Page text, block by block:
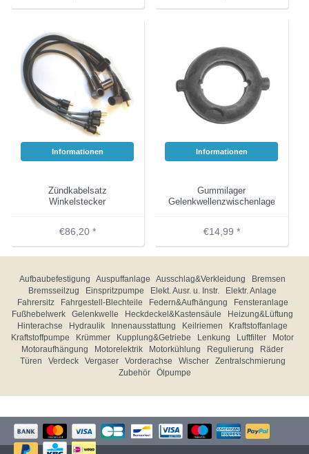
Informationen
Zündkabelsatz
Winkelstecker
€86,20 *
Informationen
Gummilager
Gelenkwellenzwischenlager
€14,99 *
Aufbaubefestigung Auspuffanlage Ausschlag&Verkleidung
Bremsen
Bremsseilzug
Einspritzpumpe Elekt. Ausr. u. Instr.
Elektr. Anlage
Fahrersitz
Fahrgestell-Blechteile Federn&Aufhängung
Fensteranlage
Fußhebelwerk
Gelenkwelle Heckdeckel&Kastensäule
Heizung&Lüftung
Hinterachse
Hydraulik Innenausstattung Keilriemen
Kraftstoffanlage
Kraftstoffpumpe
Krümmer Kupplung&Getriebe Lenkung Luftfilter
Motor
Motoraufhängung
Motorelektrik Motorkühlung Regulierung
Räder
Türen
Verdeck Vergaser Vorderachse Wischer
Zentralschmierung
Zubehör
Ölpumpe